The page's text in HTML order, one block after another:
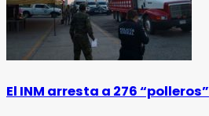
El INM arresta a 276 “polleros”